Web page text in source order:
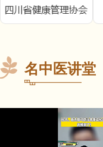
名中医讲堂